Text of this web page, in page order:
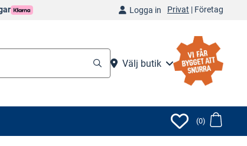
Logga in Privat | Företag
Välj butik
(0)